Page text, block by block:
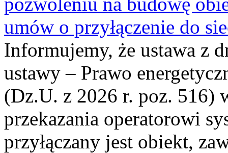
umów o przyłączenie do
Informujemy, że ustawa z
ustawy – Prawo
(Dz.U. z 2026 r. poz. 516)
przekazania operatorowi
przyłączany jest obiekt,